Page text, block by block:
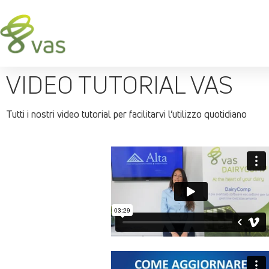
VIDEO TUTORIAL VAS
Tutti i nostri video tutorial per facilitarvi l’utilizzo quotidiano